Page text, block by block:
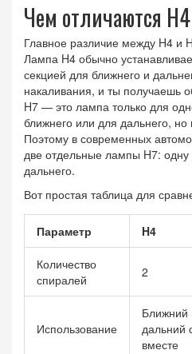
Чем отличаются
Главное различие между H4 и
Лампа H4 обычно
секцией для ближнего и
накаливания, и ты получаешь
H7 — это лампа только для
ближнего или для дальнего, но
Поэтому в современных
две отдельные лампы H7: одну
дальнего.
Вот простая таблица для
Параметр H4
Количество
спиралей
2
Использование
Ближний
дальний
вместе